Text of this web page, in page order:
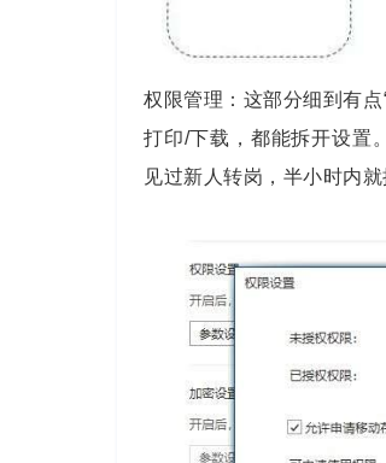
权限管理：这部分细到有
打印/下载，都能拆开设置
见过新人转岗，半小时内